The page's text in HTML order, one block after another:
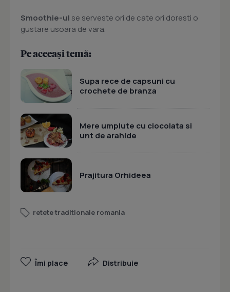
Smoothie-ul se serveste ori de cate ori doresti o
gustare usoara de vara.
Pe aceeași temă:
Supa rece de capsuni cu
crochete de branza
Mere umplute cu ciocolata si
unt de arahide
Prajitura Orhideea
retete traditionale romania
Îmi place Distribuie